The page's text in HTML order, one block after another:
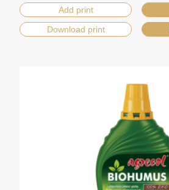
Add print
Download print